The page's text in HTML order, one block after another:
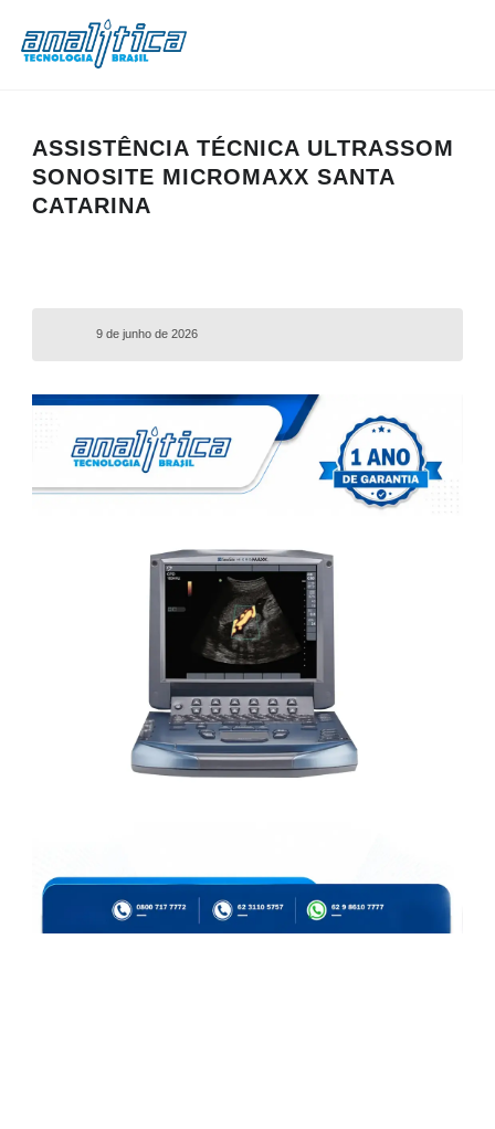
ASSISTÊNCIA TÉCNICA ULTRASSOM
SONOSITE MICROMAXX SANTA
CATARINA
9 de junho de 2026